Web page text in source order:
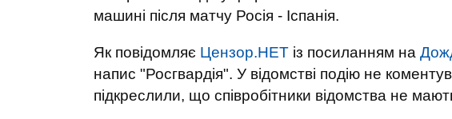
машині після матчу Росія - Іспанія.
Як повідомляє Цензор.НЕТ із посиланням на
напис "Росгвардія". У відомстві подію не
підкреслили, що співробітники відомства не